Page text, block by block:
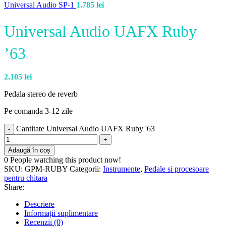
Universal Audio SP-1 1.785 lei
Universal Audio UAFX Ruby
’63
2.105 lei
Pedala stereo de reverb
Pe comanda 3-12 zile
Cantitate Universal Audio UAFX Ruby '63
Adaugă în coș
0 People watching this product now!
SKU: GPM-RUBY Categorii: Instrumente, Pedale si procesoare
pentru chitara
Share:
Descriere
Informații suplimentare
Recenzii (0)